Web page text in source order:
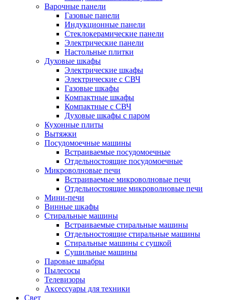
Варочные панели
Газовые панели
Индукционные панели
Стеклокерамические панели
Электрические панели
Настольные плитки
Духовые шкафы
Электрические шкафы
Электрические с СВЧ
Газовые шкафы
Компактные шкафы
Компактные с СВЧ
Духовые шкафы с паром
Кухонные плиты
Вытяжки
Посудомоечные машины
Встраиваемые посудомоечные
Отдельностоящие посудомоечные
Микроволновые печи
Встраиваемые микроволновые печи
Отдельностоящие микроволновые печи
Мини-печи
Винные шкафы
Стиральные машины
Встраиваемые стиральные машины
Отдельностоящие стиральные машины
Стиральные машины с сушкой
Сушильные машины
Паровые швабры
Пылесосы
Телевизоры
Аксессуары для техники
Свет